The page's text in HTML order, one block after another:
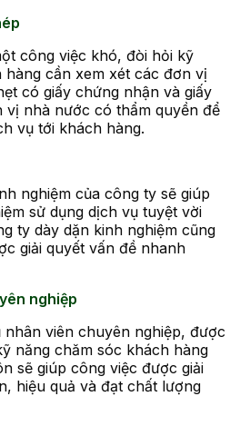
công việc khó, đòi hỏi kỹ
cần xem xét các đơn vị
có giấy chứng nhận và giấy
vị nhà nước có thẩm quyền để
vụ tới khách hàng.
nghiệm của công ty sẽ giúp
sử dụng dịch vụ tuyệt vời
ty dày dặn kinh nghiệm cũng
giải quyết vấn đề nhanh
nghiệp
viên chuyên nghiệp, được
năng chăm sóc khách hàng
sẽ giúp công việc được giải
hiệu quả và đạt chất lượng